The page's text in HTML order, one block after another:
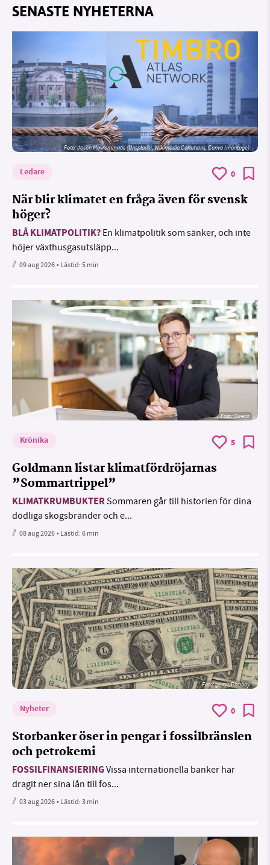
SENASTE NYHETERNA
Foto: Jason Mavrommatis (Unsplash), Wikimedia Commons, Canva (montage)
Ledare 0
När blir klimatet en fråga även för svensk
höger?
BLÅ KLIMATPOLITIK? En klimatpolitik som sänker, och inte
höjer växthusgasutsläpp...
09 aug 2026• Lästid:5 min
Foto: Sweco
Krönika 5
Goldmann listar klimatfördröjarnas
”Sommartrippel”
KLIMATKRUMBUKTERSommaren går till historien för dina
dödliga skogsbränder och e...
08 aug 2026• Lästid:6 min
Foto:geralt/Pixabay
Nyheter 0
Storbanker öser in pengar i fossilbränslen
och petrokemi
FOSSILFINANSIERINGVissa internationella banker har
dragit ner sina lån till fos...
03 aug 2026• Lästid:3 min